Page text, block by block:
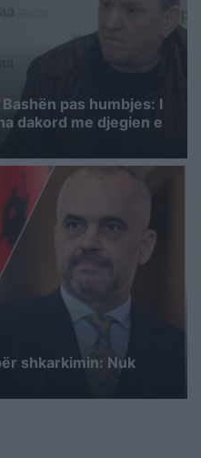
pas humbjes: I
dakord me djegien e
shkarkimin: Nuk